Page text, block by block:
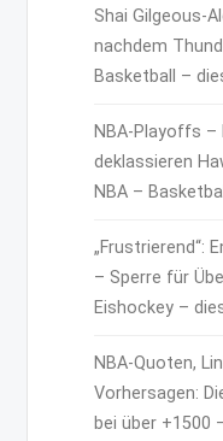
Shai Gilgeous-
nachdem
Basketball –
NBA-Playoffs –
deklassieren
NBA –
„Frustrierend“:
– Sperre für
Eishockey –
NBA-Quoten,
Vorhersagen:
bei über +1500